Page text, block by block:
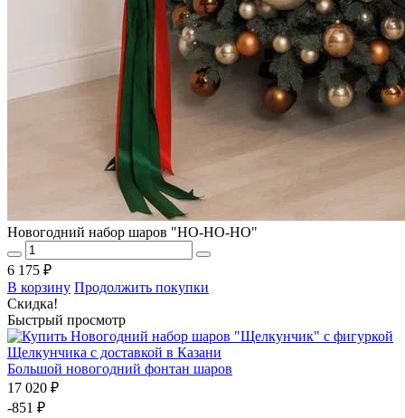
Новогодний набор шаров "НО-НО-НО"
6 175 ₽
В корзину Продолжить покупки
Скидка!
Быстрый просмотр
Большой новогодний фонтан шаров
17 020 ₽
-851 ₽